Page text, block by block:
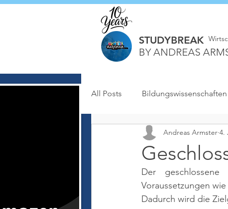
STUDYBREAK
BY ANDREAS
All Posts Bildungswissenschaften
Andreas Armster 4.
Der
Voraussetzungen
Dadurch wird die